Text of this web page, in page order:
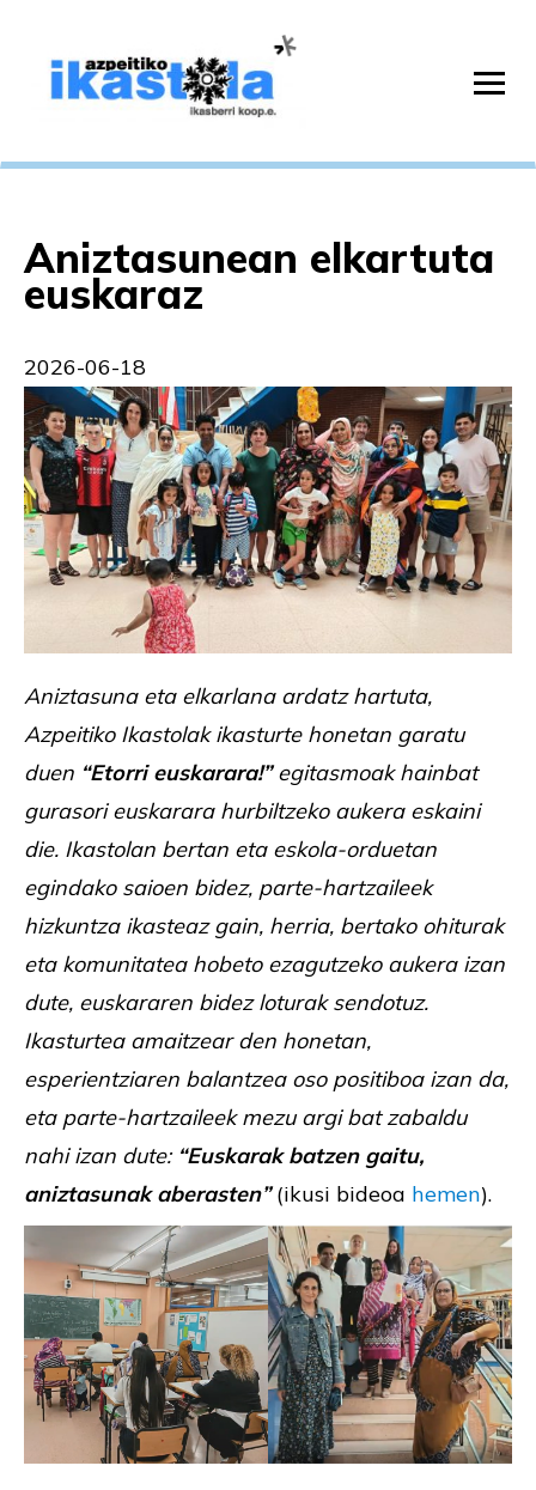
Aniztasunean elkartuta
euskaraz
2026-06-18
Aniztasuna eta elkarlana ardatz hartuta,
Azpeitiko Ikastolak ikasturte honetan garatu
duen “Etorri euskarara!”egitasmoak hainbat
gurasori euskarara hurbiltzeko aukera eskaini
die. Ikastolan bertan eta eskola-orduetan
egindako saioen bidez, parte-hartzaileek
hizkuntza ikasteaz gain, herria, bertako ohiturak
eta komunitatea hobeto ezagutzeko aukera izan
dute, euskararen bidez loturak sendotuz.
Ikasturtea amaitzear den honetan,
esperientziaren balantzea oso positiboa izan da,
eta parte-hartzaileek mezu argi bat zabaldu
nahi izan dute: “Euskarak batzen gaitu,
aniztasunak aberasten”(ikusi bideoa hemen).